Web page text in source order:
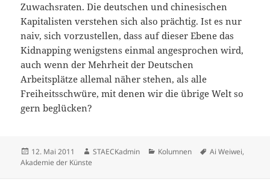
Zuwachsraten. Die deutschen und chinesischen
Kapitalisten verstehen sich also prächtig. Ist es nur
naiv, sich vorzustellen, dass auf dieser Ebene das
Kidnapping wenigstens einmal angesprochen wird,
auch wenn der Mehrheit der Deutschen
Arbeitsplätze allemal näher stehen, als alle
Freiheitsschwüre, mit denen wir die übrige Welt so
gern beglücken?
Veröffentlicht
am
12. Mai 2011 Autor
STAECKadmin Kategorien
Kolumnen Schlagwörter
Ai Weiwei,
Akademie der Künste